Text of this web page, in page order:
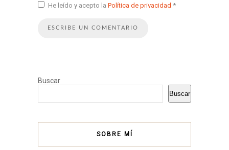
He leído y acepto la Política de privacidad *
Buscar
Buscar
SOBRE MÍ